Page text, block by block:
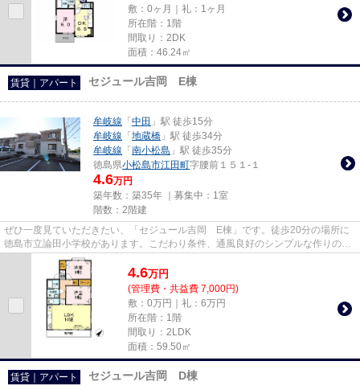
敷：0ヶ月｜礼：1ヶ月
所在階：1階
間取り：2DK
面積：46.24㎡
賃貸｜アパート セジュール吉岡 E棟
牟岐線 「 中田 」駅 徒歩15分
牟岐線 「 地蔵橋 」駅 徒歩34分
牟岐線 「 南小松島 」駅 徒歩35分
徳島県小松島市江田町字腰前１５１-１
4.6万円
築年数：築35年 ｜募集中： 1室
階数：2階建
ぜひ一度見ていただきたい、「セジュール吉岡 E棟」です。徒歩20分の場所に
徳島市立論田小学校があります。こだわり条件、通風良好のシンプルな作りのア
パートです。気分が落ちた時に...
4.6万円
(管理費・共益費 7,000円)
敷：0万円｜礼：6万円
所在階：1階
間取り：2LDK
面積：59.50㎡
賃貸｜アパート セジュール吉岡 D棟